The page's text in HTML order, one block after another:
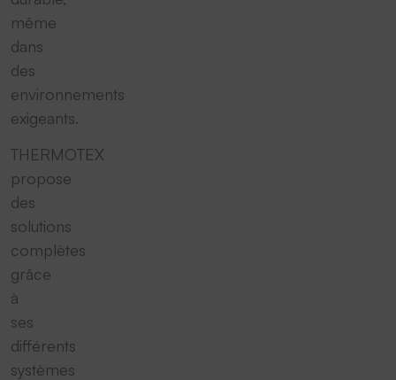
même
dans
des
environnements
exigeants.
THERMOTEX
propose
des
solutions
complètes
grâce
à
ses
différents
systèmes